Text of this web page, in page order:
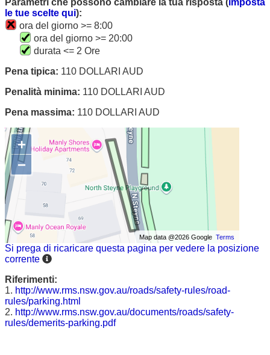
Parametri che possono cambiare la tua risposta (imposta
le tue scelte qui):
ora del giorno >= 8:00
ora del giorno >= 20:00
durata <= 2 Ore
Pena tipica: 110 DOLLARI AUD
Penalità minima: 110 DOLLARI AUD
Pena massima: 110 DOLLARI AUD
+
−
Map data @2026 GoogleTerms
Si prega di ricaricare questa pagina per vedere la posizione
corrente
Riferimenti:
1. http://www.rms.nsw.gov.au/roads/safety-rules/road-
rules/parking.html
2. http://www.rms.nsw.gov.au/documents/roads/safety-
rules/demerits-parking.pdf